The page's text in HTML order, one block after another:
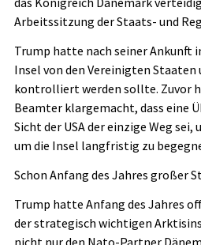
Arbeitssitzung der Staats- und
Trump hatte nach seiner Ankunft
Insel von den Vereinigten
kontrolliert werden sollte. Zuvor
Beamter klargemacht, dass eine
Sicht der USA der einzige Weg
um die Insel langfristig zu
Schon Anfang des Jahres großer
Trump hatte Anfang des Jahres
der strategisch wichtigen
nicht nur den Nato-Partner